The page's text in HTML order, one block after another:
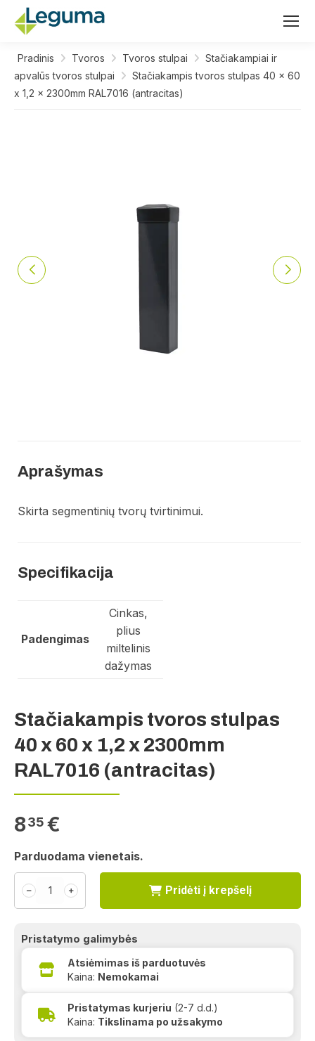
Pradinis Tvoros Tvoros stulpai
Stačiakampiai ir
apvalūs tvoros stulpai
Stačiakampis tvoros stulpas 40 x 60
x 1,2 x 2300mm RAL7016 (antracitas)
Aprašymas
Skirta segmentinių tvorų tvirtinimui.
Specifikacija
Padengimas
Cinkas,
plius
miltelinis
dažymas
Stačiakampis tvoros stulpas
40 x 60 x 1,2 x 2300mm
RAL7016 (antracitas)
835 €
Parduodama vienetais.
﹣ ﹢ Pridėti į krepšelį
Pristatymo galimybės
Atsiėmimas iš parduotuvės
Kaina: Nemokamai
Pristatymas kurjeriu (2-7 d.d.)
Kaina: Tikslinama po užsakymo